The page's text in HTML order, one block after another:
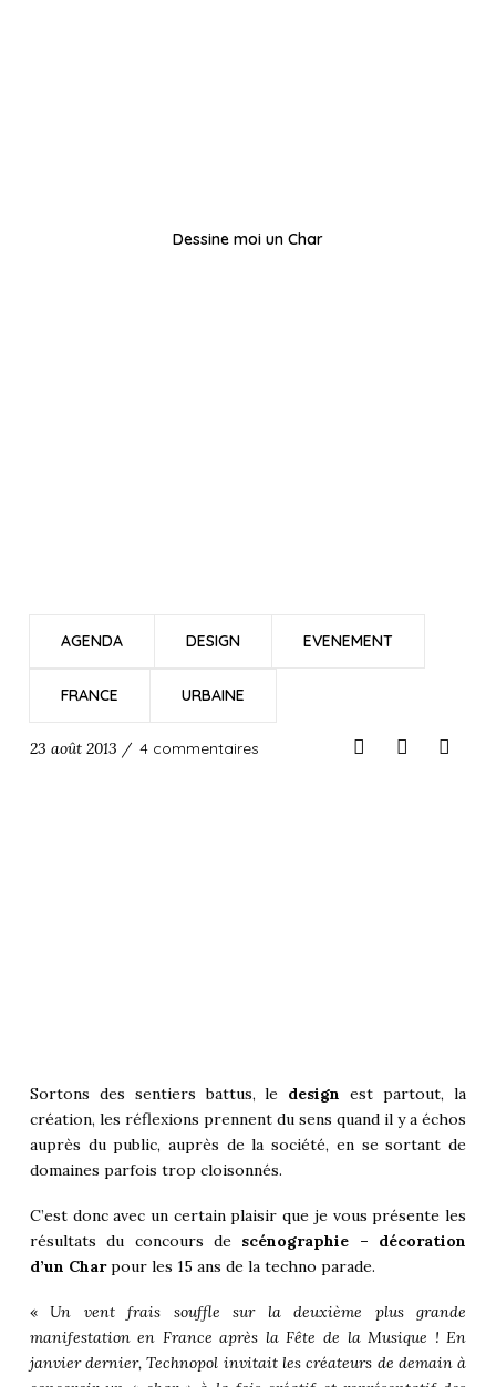
Dessine moi un Char
AGENDA DESIGN EVENEMENT
FRANCE URBAINE
23 août 2013 / 4 commentaires
Sortons des sentiers battus, le design
est partout, la
création, les réflexions prennent du sens quand il y a échos
auprès du public, auprès de la société, en se sortant de
domaines parfois trop cloisonnés.
C’est donc avec un certain plaisir que je vous présente les
résultats du concours de scénographie – décoration
d’un Charpour les 15 ans de la techno parade.
«Un vent frais souffle sur la deuxième plus grande
manifestation en France après la Fête de la Musique ! En
janvier dernier, Technopol invitait les créateurs de demain à